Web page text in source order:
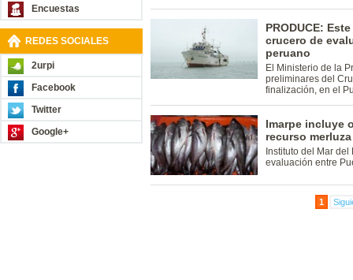
Encuestas
REDES SOCIALES
2urpi
Facebook
Twitter
Google+
PRODUCE:
crucero de
peruano
El Ministerio de la
preliminares del
finalización, en el
Imarpe incluye
recurso merluza
Instituto del Mar
evaluación entre
1